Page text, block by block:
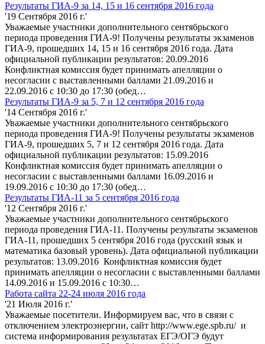
Результаты ГИА-9 за 14, 15 и 16 сентября 2016 года
'19 Сентября 2016 г.'
Уважаемые участники дополнительного сентябрьского
периода проведения ГИА-9! Получены результаты экзаменов
ГИА-9, прошедших 14, 15 и 16 сентября 2016 года. Дата
официальной публикации результатов: 20.09.2016
Конфликтная комиссия будет принимать апелляции о
несогласии с выставленными баллами 21.09.2016 и
22.09.2016 с 10:30 до 17:30 (обед…
Результаты ГИА-9 за 5, 7 и 12 сентября 2016 года
'14 Сентября 2016 г.'
Уважаемые участники дополнительного сентябрьского
периода проведения ГИА-9! Получены результаты экзаменов
ГИА-9, прошедших 5, 7 и 12 сентября 2016 года. Дата
официальной публикации результатов: 15.09.2016
Конфликтная комиссия будет принимать апелляции о
несогласии с выставленными баллами 16.09.2016 и
19.09.2016 с 10:30 до 17:30 (обед…
Результаты ГИА-11 за 5 сентября 2016 года
'12 Сентября 2016 г.'
Уважаемые участники дополнительного сентябрьского
периода проведения ГИА-11. Получены результаты экзаменов
ГИА-11, прошедших 5 сентября 2016 года (русский язык и
математика базовый уровень). Дата официальной публикации
результатов: 13.09.2016 Конфликтная комиссия будет
принимать апелляции о несогласии с выставленными баллами
14.09.2016 и 15.09.2016 с 10:30…
Работа сайта 22-24 июля 2016 года
'21 Июля 2016 г.'
Уважаемые посетители. Информируем вас, что в связи с
отключением электроэнергии, сайт http://www.ege.spb.ru/ и
система информирования результатах ЕГЭ/ОГЭ будут